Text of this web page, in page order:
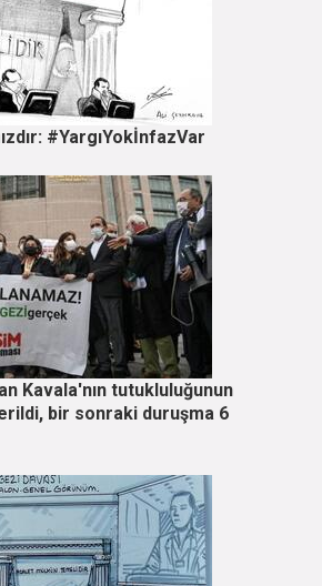
#YargıYokİnfazVar
Kavala'nın tutukluluğunun
bir sonraki duruşma 6